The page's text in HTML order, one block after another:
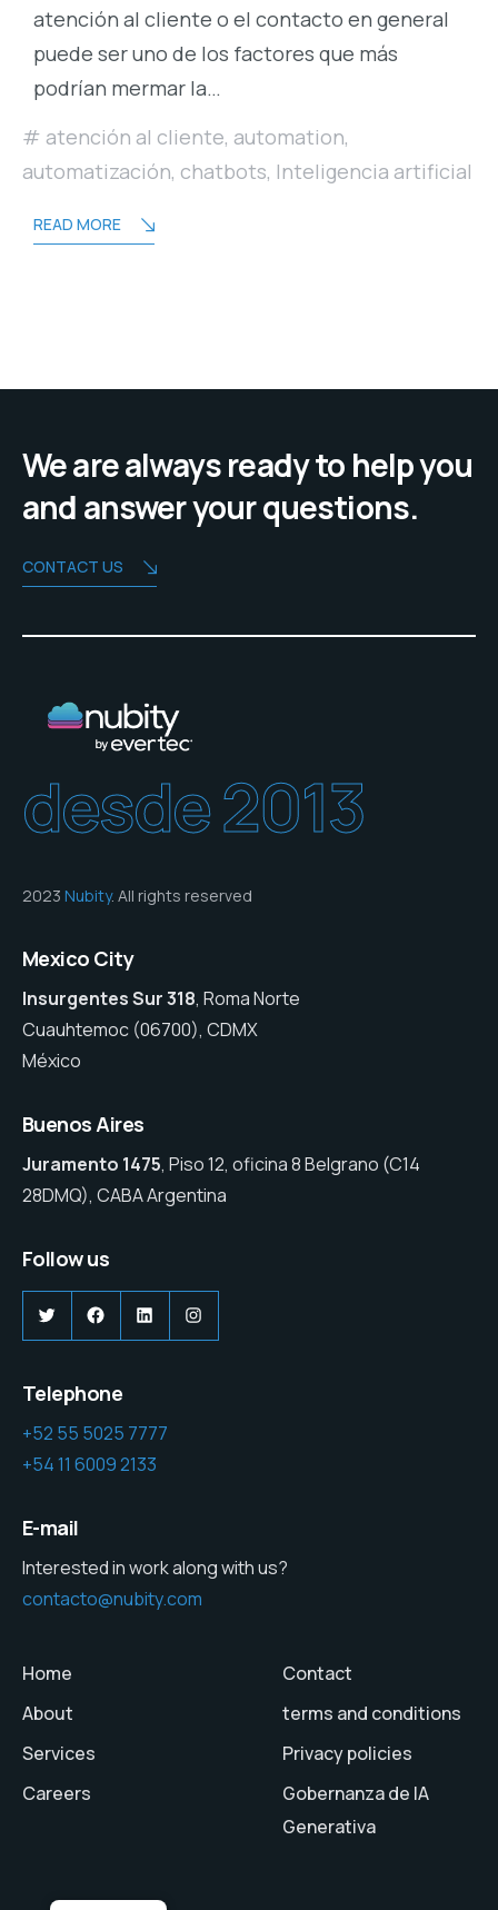
atención al cliente o el contacto en general
puede ser uno de los factores que más
podrían mermar la…
atención al cliente, automation,
automatización, chatbots, Inteligencia artificial
READ MORE
We are always ready to help you
and answer your questions.
CONTACT US
desde 2013
2023 Nubity. All rights reserved
Mexico City
Insurgentes Sur 318, Roma Norte
Cuauhtemoc (06700), CDMX
México
Buenos Aires
Juramento 1475, Piso 12, oficina 8 Belgrano (C14
28DMQ), CABA Argentina
Follow us
TwitterFacebook
LinkedInInstagram
Telephone
+52 55 5025 7777
+54 11 6009 2133
E-mail
Interested in work along with us?
contacto@nubity.com
Home
About
Services
Careers
Contact
terms and conditions
Privacy policies
Gobernanza de IA
Generativa